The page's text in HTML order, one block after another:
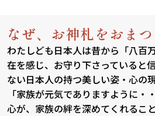
なぜ、お神札をおま
わたしども日本人は昔から「八百
在を感じ、お守り下さっていると
ない日本人の持つ美しい姿・心の
「家族が元気でありますように
心が、家族の絆を深めてくれるこ